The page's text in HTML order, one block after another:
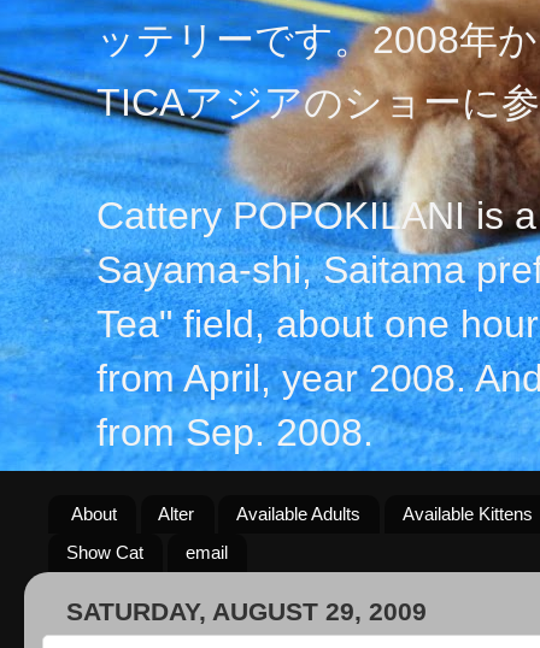
ッテリーです。2008年
TICAアジアのショーに
Cattery POPOKILANI is
Sayama-shi, Saitama
Tea" field, about one
from April, year 2008.
from Sep. 2008.
About Alter Available Adults
Available Kittens
Show Cat
email
SATURDAY, AUGUST 29, 2009